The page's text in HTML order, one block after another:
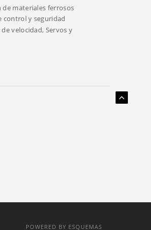
de materiales ferrosos
control y seguridad
velocidad, Servos y
POWERED BY ESQUEMAS